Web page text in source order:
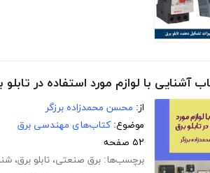
آشنایی با لوازم مورد استفاده در تابلو
از: محسن محمدزاده برزگر
موضوع: کتاب‌های مهندسی برق
۵۲ صفحه
برچسب‌ها: برق صنعتی، تابلو برق،